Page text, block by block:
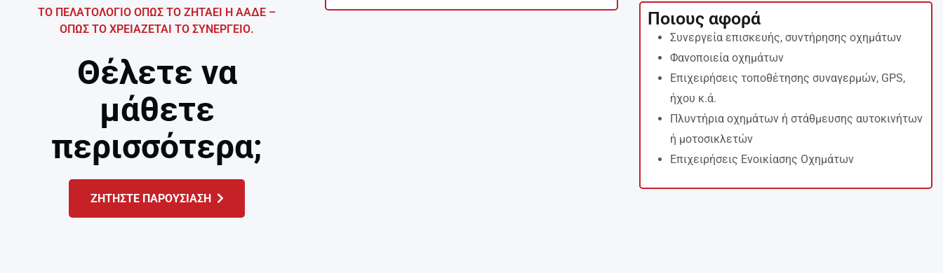
ΤΟ ΠΕΛΑΤΟΛΟΓΙΟ ΟΠΩΣ ΤΟ ΖΗΤΑΕΙ Η ΑΑΔΕ –
ΟΠΩΣ ΤΟ ΧΡΕΙΑΖΕΤΑΙ ΤΟ ΣΥΝΕΡΓΕΙΟ.
Θέλετε να
μάθετε
περισσότερα;
ΖΗΤΗΣΤΕ ΠΑΡΟΥΣΙΑΣΗ
Ποιους αφορά
Συνεργεία επισκευής, συντήρησης οχημάτων
Φανοποιεία οχημάτων
Επιχειρήσεις τοποθέτησης συναγερμών, GPS,
ήχου κ.ά.
Πλυντήρια οχημάτων ή στάθμευσης αυτοκινήτων
ή μοτοσικλετών
Επιχειρήσεις Ενοικίασης Οχημάτων